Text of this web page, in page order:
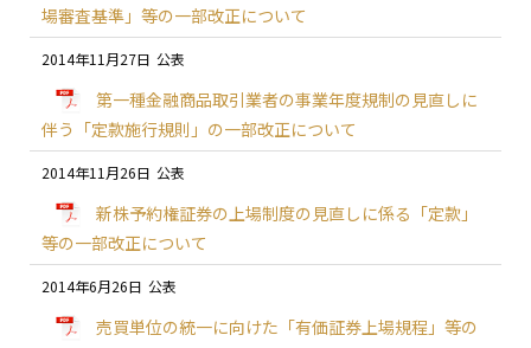
場審査基準」等の一部改正について
2014年11月27日
第一種金融商品取引業者の事業年度規制の見直しに
伴う「定款施行規則」の一部改正について
2014年11月26日
新株予約権証券の上場制度の見直しに係る「定款」
等の一部改正について
2014年6月26日
売買単位の統一に向けた「有価証券上場規程」等の